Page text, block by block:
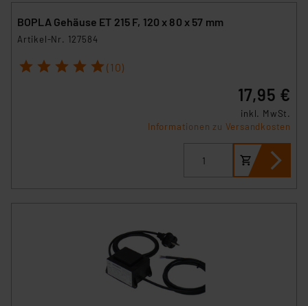
BOPLA Gehäuse ET 215 F, 120 x 80 x 57 mm
Artikel-Nr. 127584
1 2 3 4 5 (10)
17,95 €
inkl. MwSt.
Informationen zu Versandkosten